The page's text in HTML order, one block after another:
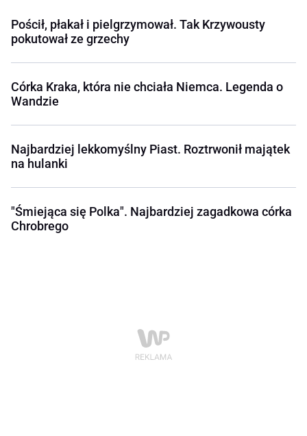
Pościł, płakał i pielgrzymował. Tak Krzywousty
pokutował ze grzechy
Córka Kraka, która nie chciała Niemca. Legenda o
Wandzie
Najbardziej lekkomyślny Piast. Roztrwonił majątek
na hulanki
"Śmiejąca się Polka". Najbardziej zagadkowa córka
Chrobrego